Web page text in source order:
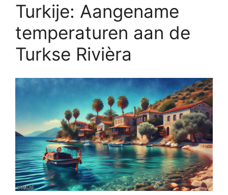
Turkije: Aangename
temperaturen aan de
Turkse Rivièra